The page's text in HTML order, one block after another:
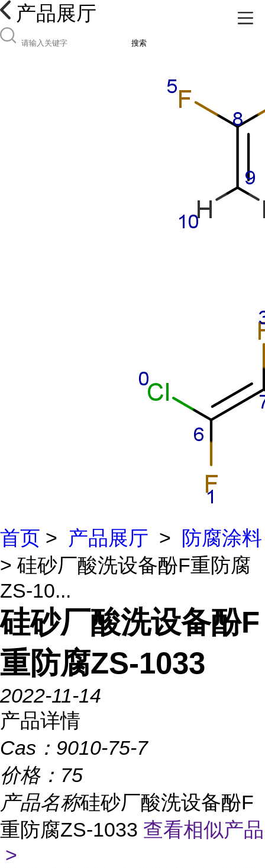
产品展厅
搜索
首页 > 产品展厅 >
防腐涂料
> 硅砂厂酸洗设备酚F重防腐
ZS-10...
硅砂厂酸洗设备酚F
重防腐ZS-1033
2022-11-14
产品详情
Cas： 9010-75-7
价格： 75
产品名称硅砂厂酸洗设备酚F
重防腐ZS-1033 查看相似产品
>